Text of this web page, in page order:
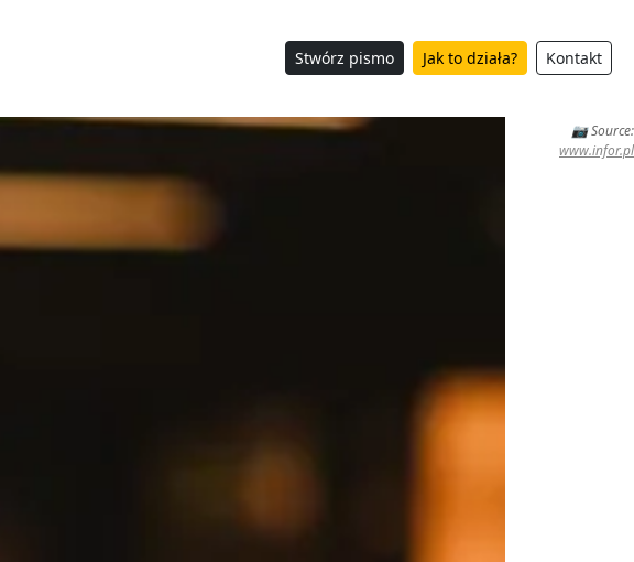
Stwórz pismo Jak to działa? Kontakt
📷 Source:
www.infor.pl